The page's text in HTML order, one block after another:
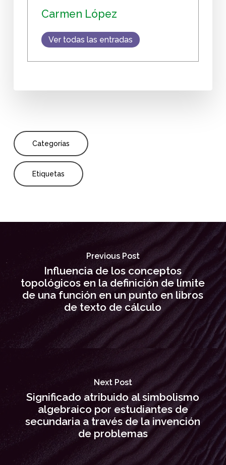
Carmen López
Ver todas las entradas
Categorías
Etiquetas
Previous Post
Influencia de los conceptos
topológicos en la definición de límite
de una función en un punto en libros
de texto de cálculo
Next Post
Significado atribuido al simbolismo
algebraico por estudiantes de
secundaria a través de la invención
de problemas